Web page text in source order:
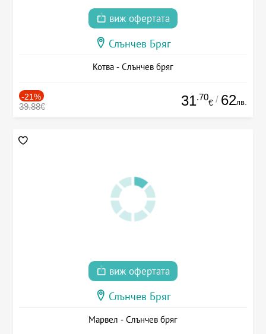
виж офертата
Слънчев Бряг
Котва - Слънчев бряг
-21%
39.88€ 31.70
€ / 62лв.
виж офертата
Слънчев Бряг
Марвел - Слънчев бряг